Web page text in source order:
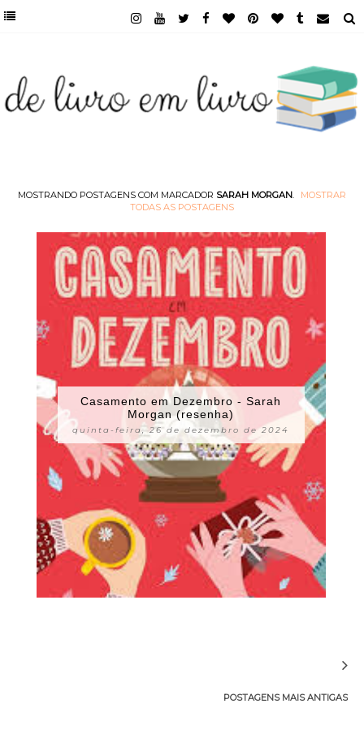
MOSTRANDO POSTAGENS COM MARCADOR SARAH MORGAN
MOSTRAR
TODAS AS POSTAGENS
Casamento em Dezembro - Sarah
Morgan (resenha)
quinta-feira, 26 de dezembro de 2024
POSTAGENS MAIS ANTIGAS